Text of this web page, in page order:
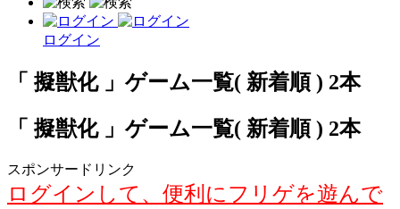
ログイン
「 擬獣化 」ゲーム一覧( 新着順 ) 2本
「 擬獣化 」ゲーム一覧( 新着順 ) 2本
スポンサードリンク
ログインして、便利にフリゲを遊んで